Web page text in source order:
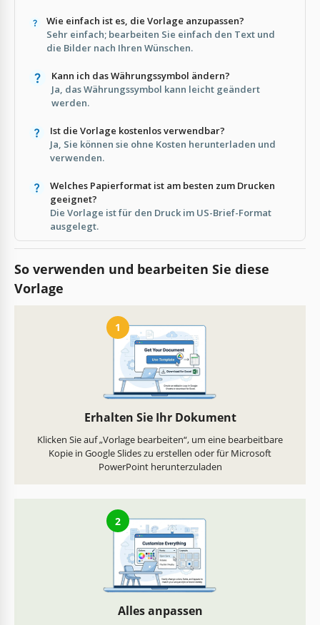
Wie einfach ist es, die Vorlage anzupassen?
Sehr einfach; bearbeiten Sie einfach den Text und
die Bilder nach Ihren Wünschen.
Kann ich das Währungssymbol ändern?
Ja, das Währungssymbol kann leicht geändert
werden.
Ist die Vorlage kostenlos verwendbar?
Ja, Sie können sie ohne Kosten herunterladen und
verwenden.
Welches Papierformat ist am besten zum Drucken
geeignet?
Die Vorlage ist für den Druck im US-Brief-Format
ausgelegt.
So verwenden und bearbeiten Sie diese
Vorlage
1
Erhalten Sie Ihr Dokument
Klicken Sie auf „Vorlage bearbeiten“, um eine bearbeitbare
Kopie in Google Slides zu erstellen oder für Microsoft
PowerPoint herunterzuladen
2
Alles anpassen